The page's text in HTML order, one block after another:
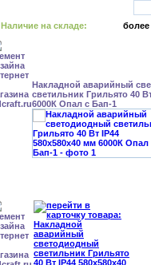
Наличие на складе: более
Накладной аварийный
светильник Грильято 40
6000К Опал с Бап-1